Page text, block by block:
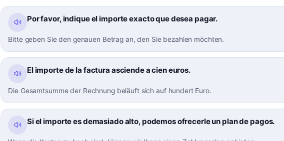
Por favor, indique el importe exacto que desea pagar.
Bitte geben Sie den genauen Betrag an, den Sie bezahlen möchten.
El importe de la factura asciende a cien euros.
Die Gesamtsumme der Rechnung beläuft sich auf hundert Euro.
Si el importe es demasiado alto, podemos ofrecerle un plan de pagos.